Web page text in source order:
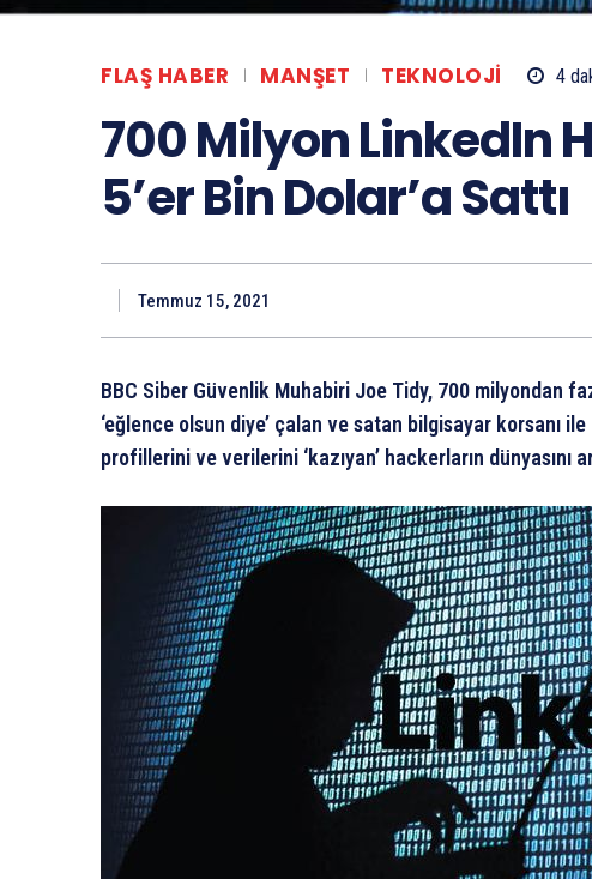
FLAŞ HABER MANŞET TEKNOLOJI 4
700 Milyon LinkedIn
5’er Bin Dolar’a Sattı
Temmuz 15, 2021
BBC Siber Güvenlik Muhabiri Joe Tidy, 700 milyondan
‘eğlence olsun diye’ çalan ve satan bilgisayar korsanı
profillerini ve verilerini ‘kazıyan’ hackerların dünyasını